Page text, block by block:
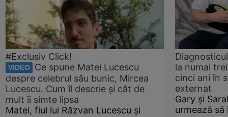
#Exclusiv Click!
VIDEO
Ce spune Matei Lucescu
despre celebrul său bunic, Mircea
Lucescu. Cum îl descrie și cât de
mult îi simte lipsa
Matei, fiul lui Răzvan Lucescu și
la numai
cinci ani în
externat
Gary și
urmează